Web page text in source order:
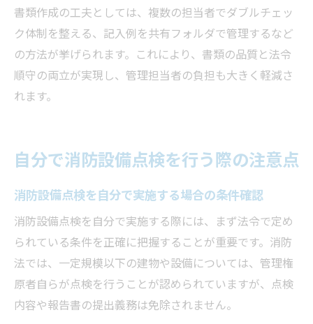
書類作成の工夫としては、複数の担当者でダブルチェッ
ク体制を整える、記入例を共有フォルダで管理するなど
の方法が挙げられます。これにより、書類の品質と法令
順守の両立が実現し、管理担当者の負担も大きく軽減さ
れます。
自分で消防設備点検を行う際の注意点
消防設備点検を自分で実施する場合の条件確認
消防設備点検を自分で実施する際には、まず法令で定め
られている条件を正確に把握することが重要です。消防
法では、一定規模以下の建物や設備については、管理権
原者自らが点検を行うことが認められていますが、点検
内容や報告書の提出義務は免除されません。